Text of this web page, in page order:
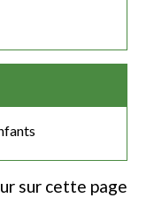
sur cette page